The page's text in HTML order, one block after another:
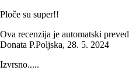
Ploče su super!!
Ova recenzija je automatski
Donata P.Poljska, 28. 5. 2024
Izvrsno.....